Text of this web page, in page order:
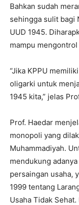
Bahkan sudah
sehingga sulit bagi
UUD 1945.
mampu
“Jika KPPU memiliki
oligarki untuk
1945 kita,” jelas
Prof. Haedar
monopoli yang
Muhammadiyah.
mendukung
persaingan usaha,
1999 tentang
Usaha Tidak